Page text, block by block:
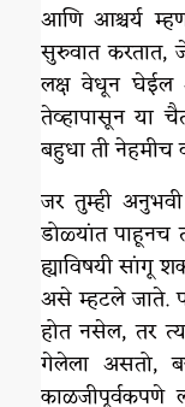
आणि आश्चर्य
सुरुवात करतात,
लक्ष वेधून घेईल
तेव्हापासून या
बहुधा ती
जर तुम्ही
डोळ्यांत
ह्याविषयी सांगू
असे म्हटले जाते.
होत नसेल, तर
गेलेला असतो,
काळजीपूर्वकपणे